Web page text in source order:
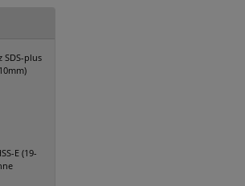
SDS-plus
E (19-